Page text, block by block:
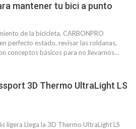
mantener tu bici a punto
de la bicicleta, CARBONPRO
perfecto estado, revisar las roldanas,
conceptos básicos para no llevarnos…
3D Thermo UltraLight LS
ligera Llega la 3D Thermo UltraLight LS